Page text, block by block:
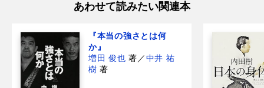
あわせて読みたい関連本
『本当の強さとは何
か』
増田 俊也 著／中井 祐
樹 著